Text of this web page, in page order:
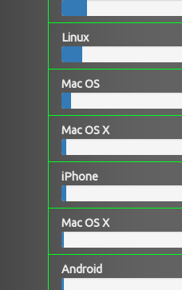
Linux
Mac OS
Mac OS X
iPhone
Mac OS X
Android